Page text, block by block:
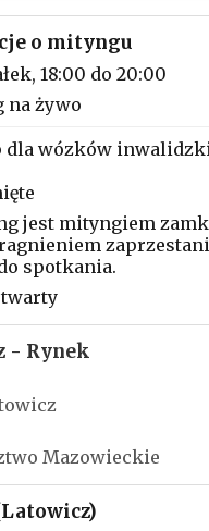
o mityngu
18:00 do 20:00
na żywo
dla wózków
jest mityngiem
spotkania.
- Rynek
Mazowieckie